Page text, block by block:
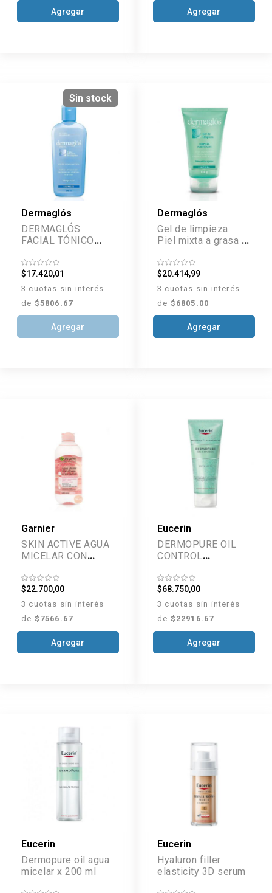
Agregar Agregar
Sin stock
Dermaglós
DERMAGLÓS
FACIAL TÓNICO
ML
$17.420,01
3 cuotas sin interés
de $5806.67
Agregar
Dermaglós
Gel de limpieza.
Piel mixta a grasa x
$20.414,99
3 cuotas sin interés
de $6805.00
Agregar
Garnier
SKIN ACTIVE AGUA
MICELAR CON
$22.700,00
3 cuotas sin interés
de $7566.67
Agregar
Eucerin
DERMOPURE OIL
CONTROL
ML
$68.750,00
3 cuotas sin interés
de $22916.67
Agregar
Eucerin
Dermopure oil agua
micelar x 200 ml
Eucerin
Hyaluron filler
elasticity 3D serum